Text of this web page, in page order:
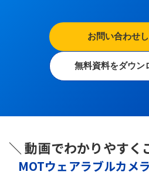
お問い合わせ
無料資料をダウン
＼ 動画でわかりやすく
MOTウェアラブルカメ